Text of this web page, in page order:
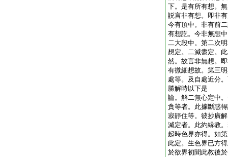
下。是有所有想。
説言非有想。即非
今有頂中。非有前
有想訖。今非無想
二大段中。第二次
想定。二滅盡定。
然。故言非無想。
有微細想故。第三
處等。及自處近分
勝解時以下是
論。解二無心定中
貪等者。此據斷惑
寂靜住等。彼抄廣
滅定者。此約縁教
起時色界亦得。如
此定。生色界已方
於欲界初聞此教後